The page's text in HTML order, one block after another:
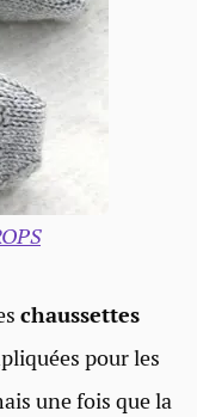
chaussettes
pour les
une fois que la